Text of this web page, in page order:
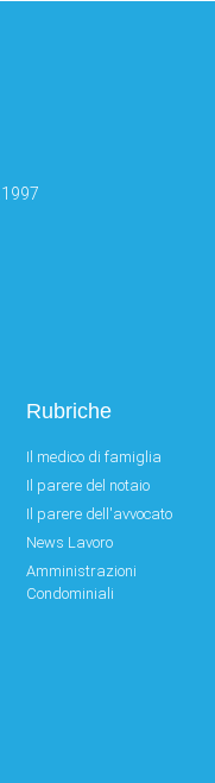
Rubriche
Il medico di famiglia
Il parere del notaio
Il parere dell'avvocato
News Lavoro
Amministrazioni
Condominiali